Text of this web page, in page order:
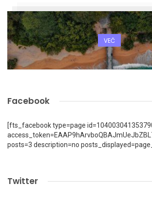
VEČ
Facebook
[fts_facebook type=page
posts=3 description=no
Twitter